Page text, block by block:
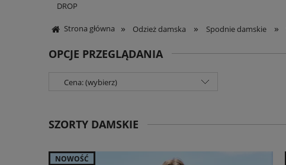
DROP
Strona główna » Odzież damska » Spodnie damskie »
OPCJE PRZEGLĄDANIA
Cena: (wybierz)
SZORTY DAMSKIE
NOWOŚĆ